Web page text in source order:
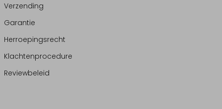
Verzending
Garantie
Herroepingsrecht
Klachtenprocedure
Reviewbeleid